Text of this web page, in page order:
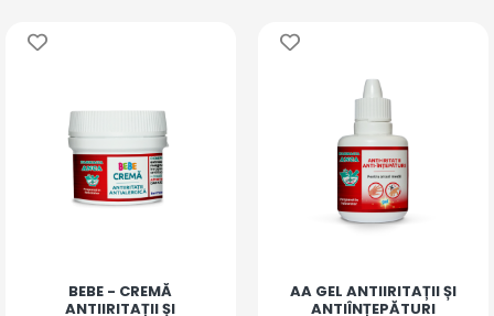
BEBE - CREMĂ
ANTIIRITAȚII ȘI
AA GEL ANTIIRITAȚII ȘI
ANTIÎNȚEPĂTURI